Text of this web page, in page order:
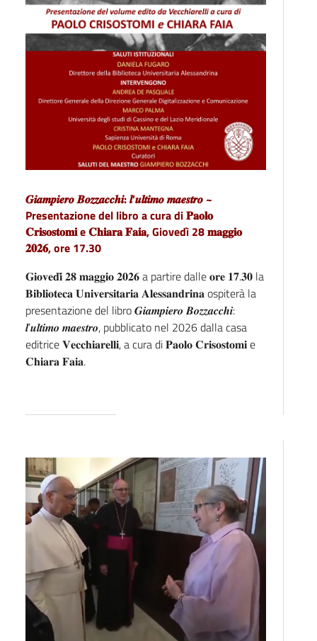
𝑮𝒊𝒂𝒎𝒑𝒊𝒆𝒓𝒐 𝑩𝒐𝒛𝒛𝒂𝒄𝒄𝒉𝒊: 𝒍’𝒖𝒍𝒕𝒊𝒎𝒐 𝒎𝒂𝒆𝒔𝒕𝒓𝒐 ~
Presentazione del libro a cura di 𝐏𝐚𝐨𝐥𝐨
𝐂𝐫𝐢𝐬𝐨𝐬𝐭𝐨𝐦𝐢 e 𝐂𝐡𝐢𝐚𝐫𝐚 𝐅𝐚𝐢𝐚, Giovedì 28 𝐦𝐚𝐠𝐠𝐢𝐨
𝟐𝟎𝟐𝟔, ore 17.30
𝐆𝐢𝐨𝐯𝐞𝐝𝐢̀ 𝟐𝟖 𝐦𝐚𝐠𝐠𝐢𝐨 𝟐𝟎𝟐𝟔 a partire dalle 𝐨𝐫𝐞 𝟏𝟕.𝟑𝟎 la
𝐁𝐢𝐛𝐥𝐢𝐨𝐭𝐞𝐜𝐚 𝐔𝐧𝐢𝐯𝐞𝐫𝐬𝐢𝐭𝐚𝐫𝐢𝐚 𝐀𝐥𝐞𝐬𝐬𝐚𝐧𝐝𝐫𝐢𝐧𝐚 ospiterà la
presentazione del libro 𝑮𝒊𝒂𝒎𝒑𝒊𝒆𝒓𝒐 𝑩𝒐𝒛𝒛𝒂𝒄𝒄𝒉𝒊:
𝒍’𝒖𝒍𝒕𝒊𝒎𝒐 𝒎𝒂𝒆𝒔𝒕𝒓𝒐, pubblicato nel 2026 dalla casa
editrice 𝐕𝐞𝐜𝐜𝐡𝐢𝐚𝐫𝐞𝐥𝐥𝐢, a cura di 𝐏𝐚𝐨𝐥𝐨 𝐂𝐫𝐢𝐬𝐨𝐬𝐭𝐨𝐦𝐢 e
𝐂𝐡𝐢𝐚𝐫𝐚 𝐅𝐚𝐢𝐚.